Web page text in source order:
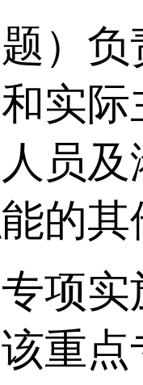
）
实
员
的
项
该重